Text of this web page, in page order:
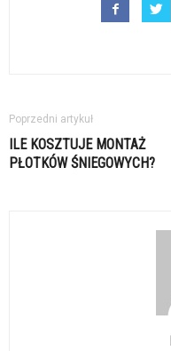
Poprzedni artykuł
ILE KOSZTUJE MONTAŻ
PŁOTKÓW ŚNIEGOWYCH?